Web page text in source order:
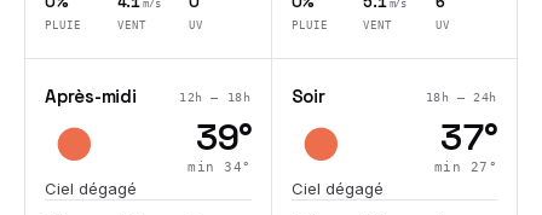
PLUIE
m/s
VENT
UV PLUIE
m/s
VENT
UV
Après-midi 12h – 18h
39°
min34°
Ciel dégagé
Soir 18h – 24h
37°
min 27 °
Ciel dégagé